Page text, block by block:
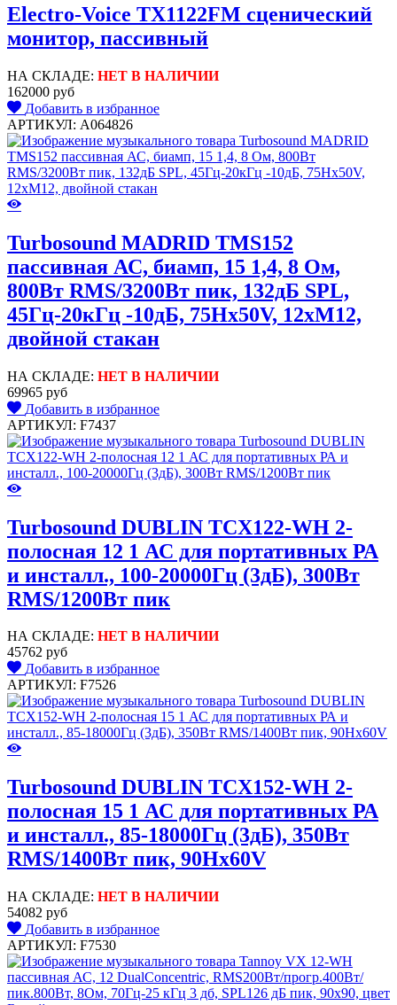
Electro-Voice TX1122FM сценический
монитор, пассивный
НА СКЛАДЕ: НЕТ В НАЛИЧИИ
162000 руб
Добавить в избранное
АРТИКУЛ: A064826
Turbosound MADRID TMS152
пассивная АС, биамп, 15 1,4, 8 Ом,
800Вт RMS/3200Вт пик, 132дБ SPL,
45Гц-20кГц -10дБ, 75Hx50V, 12xM12,
двойной стакан
НА СКЛАДЕ: НЕТ В НАЛИЧИИ
69965 руб
Добавить в избранное
АРТИКУЛ: F7437
Turbosound DUBLIN TCX122-WH 2-
полосная 12 1 АС для портативных РА
и инсталл., 100-20000Гц (3дБ), 300Вт
RMS/1200Вт пик
НА СКЛАДЕ: НЕТ В НАЛИЧИИ
45762 руб
Добавить в избранное
АРТИКУЛ: F7526
Turbosound DUBLIN TCX152-WH 2-
полосная 15 1 АС для портативных РА
и инсталл., 85-18000Гц (3дБ), 350Вт
RMS/1400Вт пик, 90Hx60V
НА СКЛАДЕ: НЕТ В НАЛИЧИИ
54082 руб
Добавить в избранное
АРТИКУЛ: F7530